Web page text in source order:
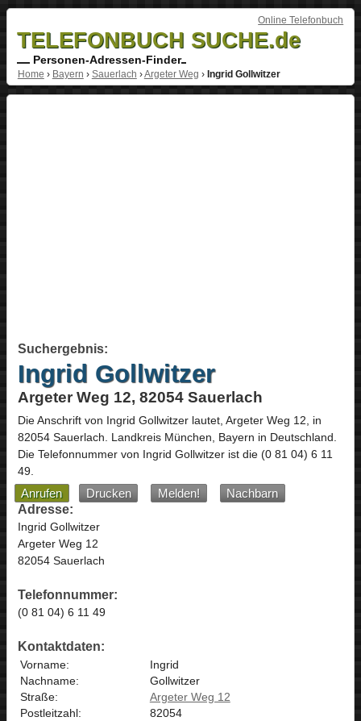
Online Telefonbuch
TELEFONBUCH SUCHE.de
Personen-Adressen-Finder
Home › Bayern › Sauerlach ›Argeter Weg › Ingrid Gollwitzer
Suchergebnis:
Ingrid Gollwitzer
Argeter Weg 12, 82054 Sauerlach
Die Anschrift von Ingrid Gollwitzerlautet, Argeter Weg 12, in
82054 Sauerlach. Landkreis München, Bayern in Deutschland.
Die Telefonnummer von Ingrid Gollwitzer ist die (0 81 04) 6 11
49.
Anrufen Drucken Melden!
Nachbarn
Adresse:
Ingrid Gollwitzer
Argeter Weg 12
82054 Sauerlach
Telefonnummer:
(0 81 04) 6 11 49
Kontaktdaten:
Vorname:
Ingrid
Nachname:
Gollwitzer
Straße:
Argeter Weg 12
Postleitzahl:
82054